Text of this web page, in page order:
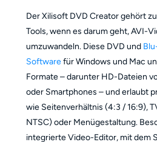
Der Xilisoft DVD Creator gehört
Tools, wenn es darum geht, AVI-
umzuwandeln. Diese DVD und
Softwarefür Windows und Mac
Formate – darunter HD-Dateien
oder Smartphones – und erlaubt
wie Seitenverhältnis (4:3 / 16:9),
NTSC) oder Menügestaltung.
integrierte Video-Editor, mit dem